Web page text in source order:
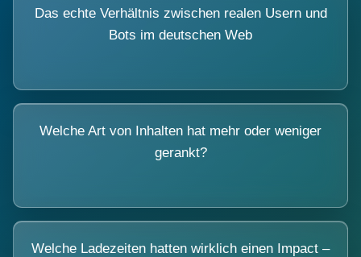
Das echte Verhältnis zwischen realen Usern und
Bots im deutschen Web
Welche Art von Inhalten hat mehr oder weniger
gerankt?
Welche Ladezeiten hatten wirklich einen Impact –